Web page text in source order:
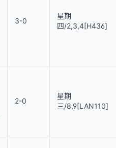
3-0
星期
四/2,3,4[H436]
2-0
星期
三/8,9[LAN110]